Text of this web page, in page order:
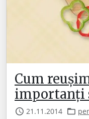
Cum
importanți
21.11.2014